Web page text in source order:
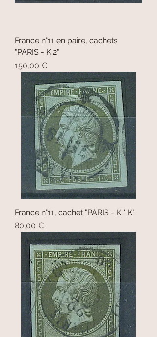
France n°11 en paire, cachets
"PARIS - K 2"
Prix
150,00 €
France n°11, cachet "PARIS - K * K"
Prix
80,00 €